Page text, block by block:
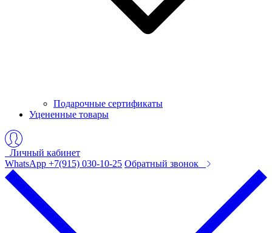
Подарочные сертификаты
Уцененные товары
Личный кабинет
WhatsApp +7(915) 030-10-25 Обратный звонок